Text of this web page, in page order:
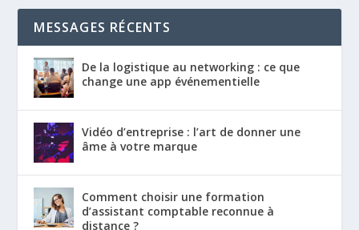
MESSAGES RÉCENTS
De la logistique au networking : ce que
change une app événementielle
Vidéo d’entreprise : l’art de donner une
âme à votre marque
Comment choisir une formation
d’assistant comptable reconnue à
distance ?